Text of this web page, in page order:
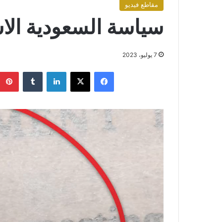
مقاطع فيديو
سياسة السعودية
7 يوليو، 2023
فيسبوك X لينكدإن